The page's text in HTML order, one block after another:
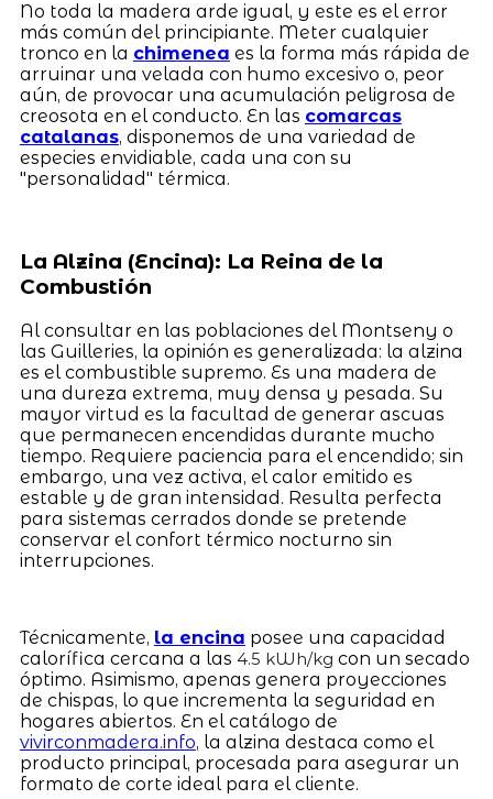
No toda la madera arde igual, y este es el error
más común del principiante. Meter cualquier
tronco en la chimenea es la forma más rápida de
arruinar una velada con humo excesivo o, peor
aún, de provocar una acumulación peligrosa de
creosota en el conducto. En las comarcas
catalanas, disponemos de una variedad de
especies envidiable, cada una con su
"personalidad" térmica.
La Alzina (Encina): La Reina de la
Combustión
Al consultar en las poblaciones del Montseny o
las Guilleries, la opinión es generalizada: la alzina
es el combustible supremo. Es una madera de
una dureza extrema, muy densa y pesada. Su
mayor virtud es la facultad de generar ascuas
que permanecen encendidas durante mucho
tiempo. Requiere paciencia para el encendido; sin
embargo, una vez activa, el calor emitido es
estable y de gran intensidad. Resulta perfecta
para sistemas cerrados donde se pretende
conservar el confort térmico nocturno sin
interrupciones.
Técnicamente, la encina posee una capacidad
calorífica cercana a las 4.5 kWh/kg con un secado
óptimo. Asimismo, apenas genera proyecciones
de chispas, lo que incrementa la seguridad en
hogares abiertos. En el catálogo de
vivirconmadera.info, la alzina destaca como el
producto principal, procesada para asegurar un
formato de corte ideal para el cliente.